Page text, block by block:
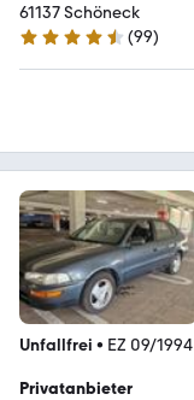
61137 Schöneck
4.3 Sterne
(99)
Unfallfrei • EZ 09/1994
Privatanbieter